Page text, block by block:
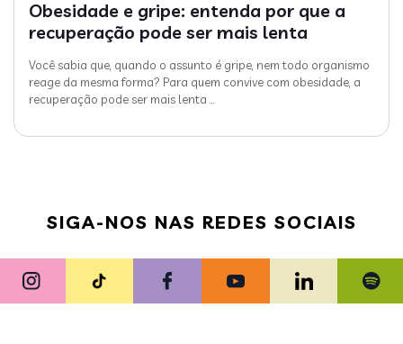
Obesidade e gripe: entenda por que a
recuperação pode ser mais lenta
Você sabia que, quando o assunto é gripe, nem todo organismo
reage da mesma forma? Para quem convive com obesidade, a
recuperação pode ser mais lenta …
SIGA-NOS NAS REDES SOCIAIS